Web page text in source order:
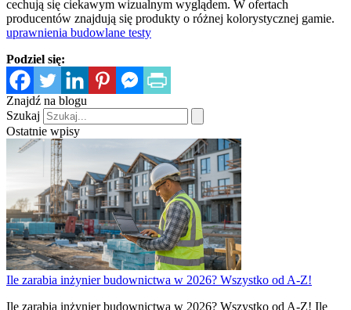
cechują się ciekawym wizualnym wyglądem. W ofertach
producentów znajdują się produkty o różnej kolorystycznej gamie.
uprawnienia budowlane testy
Podziel się:
Znajdź na blogu
Szukaj
Ostatnie wpisy
Ile zarabia inżynier budownictwa w 2026? Wszystko od A-Z!
Ile zarabia inżynier budownictwa w 2026? Wszystko od A-Z! Ile